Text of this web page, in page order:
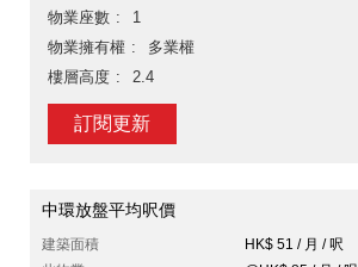
物業座數
1
物業擁有權
多業權
樓層高度
2.4
訂閱更新
中環放盤平均呎價
建築面積
HK$ 51 / 月 / 呎